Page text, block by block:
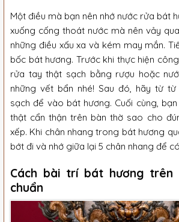
Một điều mà bạn nên nhớ nước rửa bát
xuống cống thoát nước mà nên vảy
những điều xấu xa và kém may mắn.
bốc bát hương. Trước khi thực hiện
rửa tay thật sạch bằng rượu hoặc
những vết bẩn nhé! Sau đó, hãy từ
sạch để vào bát hương. Cuối cùng,
thật cẩn thận trên bàn thờ sao cho
xếp. Khi chân nhang trong bát hương
bớt đi và nhớ giữa lại 5 chân nhang để
Cách bài trí bát hương trên
chuẩn